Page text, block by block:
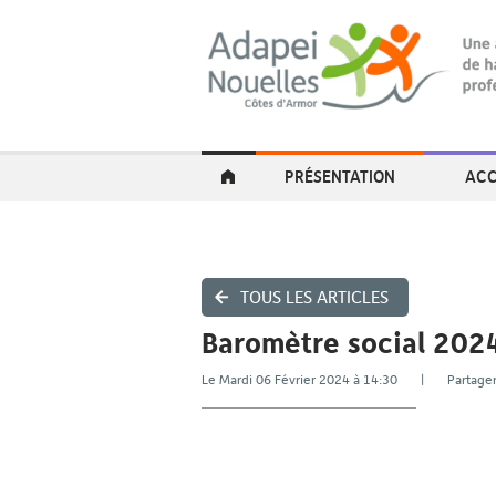
PRÉSENTATION
TOUS LES ARTICLES
Baromètre social
Le Mardi 06 Février 2024 à 14:30 |